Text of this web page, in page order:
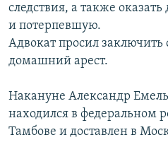
Все сайты РСЕ/РС
следствия, а также
и потерпевшую.
Адвокат просил заключить
домашний арест.
Накануне Александр
находился в федеральном
Тамбове и доставлен в